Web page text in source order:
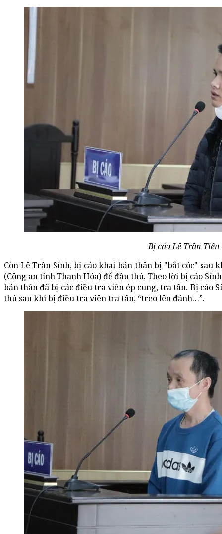
Bị cáo Lê Trần
Còn Lê Trần Sính, bị cáo khai bản thân bị "bắt cóc" sau
(Công an tỉnh Thanh Hóa) để đầu thú. Theo lời bị cáo
bản thân đã bị các điều tra viên ép cung, tra tấn. Bị cáo
thú sau khi bị điều tra viên tra tấn, “treo lên đánh…”.